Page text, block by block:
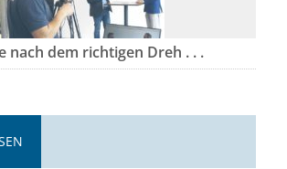
nach dem richtigen Dreh . . .